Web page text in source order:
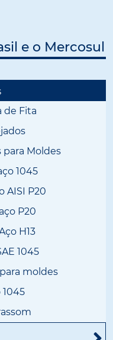
e o Mercosul
de Fita
para Moldes
1045
AISI P20
P20
H13
1045
moldes